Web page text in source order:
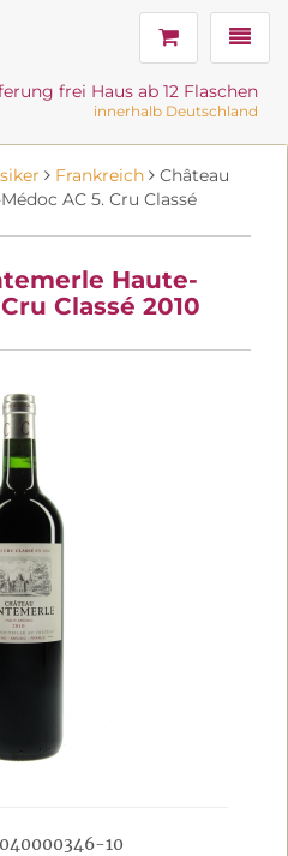
frei Haus ab 12 Flaschen
innerhalb Deutschland
Frankreich
Château
AC 5. Cru Classé
Haute-
Classé 2010
10